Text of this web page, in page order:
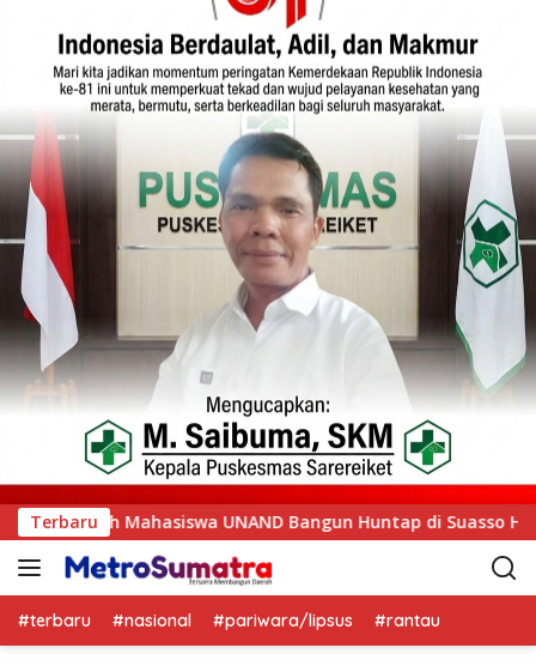
Terbaru
Suasso Hill Gunung Nago Camat Singingi Bantah
#terbaru #nasional #pariwara/lipsus #rantau